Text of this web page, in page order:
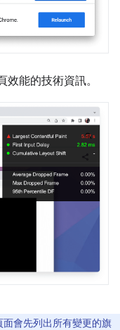
能的技術資訊。
面會先列出所有變更的旗